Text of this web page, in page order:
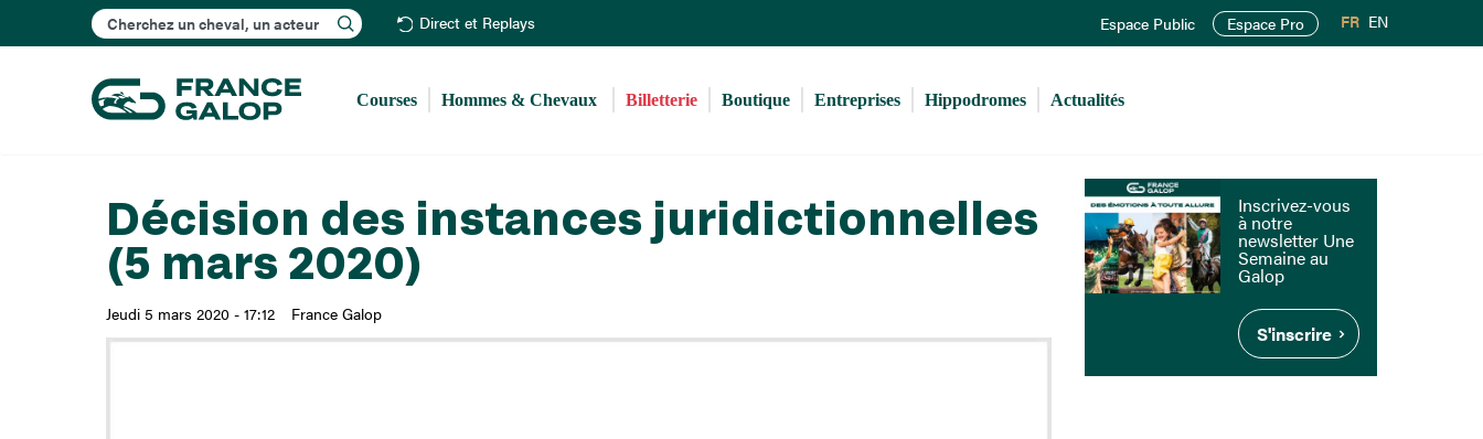
au
principal
Rechercher Direct et Replays Espace Public Espace Pro FR EN
Courses Hommes & Chevaux Billetterie Boutique Entreprises Hippodromes Actualités
Décision des instances juridictionnelles
(5 mars 2020)
Jeudi 5 mars 2020 - 17:12 France Galop
Inscrivez-vous
à notre
newsletter Une
Semaine au
Galop
S'inscrire